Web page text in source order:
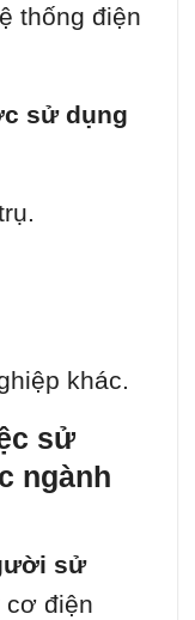
thống điện
sử dụng
khác.
sử
ngành
sử
cơ điện